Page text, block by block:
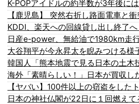
KDDI、楽天への回線貸し出し終了
日本の神社仏閣が22日に１回燃えて